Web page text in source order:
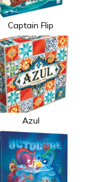
Captain Flip
Azul